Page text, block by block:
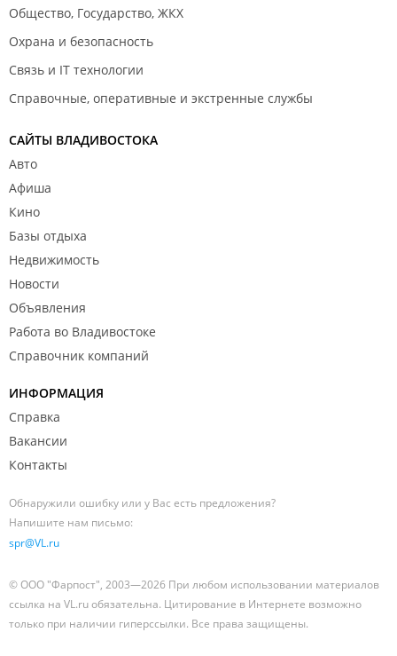
Общество, Государство, ЖКХ
Охрана и безопасность
Связь и IT технологии
Справочные, оперативные и экстренные службы
САЙТЫ ВЛАДИВОСТОКА
Авто
Афиша
Кино
Базы отдыха
Недвижимость
Новости
Объявления
Работа во Владивостоке
Справочник компаний
ИНФОРМАЦИЯ
Справка
Вакансии
Контакты
Обнаружили ошибку или у Вас есть предложения?
Напишите нам письмо:
spr@VL.ru
© ООО "Фарпост", 2003—2026 При любом использовании материалов
ссылка на VL.ru обязательна. Цитирование в Интернете возможно
только при наличии гиперссылки. Все права защищены.